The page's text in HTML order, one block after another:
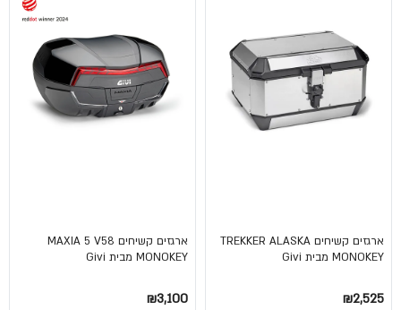
ארגזים קשיחים TREKKER ALASKA
MONOKEY מבית Givi
₪2,525
ארגזים קשיחים MAXIA 5 V58
MONOKEY מבית Givi
₪3,100